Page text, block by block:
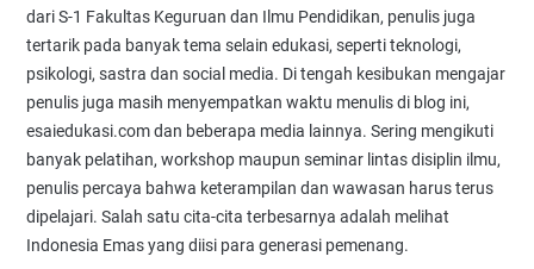
dari S-1 Fakultas Keguruan dan Ilmu Pendidikan, penulis juga
tertarik pada banyak tema selain edukasi, seperti teknologi,
psikologi, sastra dan social media. Di tengah kesibukan mengajar
penulis juga masih menyempatkan waktu menulis di blog ini,
esaiedukasi.com dan beberapa media lainnya. Sering mengikuti
banyak pelatihan, workshop maupun seminar lintas disiplin ilmu,
penulis percaya bahwa keterampilan dan wawasan harus terus
dipelajari. Salah satu cita-cita terbesarnya adalah melihat
Indonesia Emas yang diisi para generasi pemenang.